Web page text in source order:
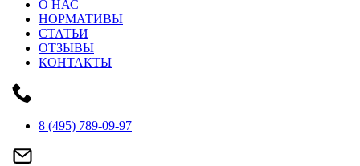
О НАС
НОРМАТИВЫ
СТАТЬИ
ОТЗЫВЫ
КОНТАКТЫ
8 (495) 789-09-97